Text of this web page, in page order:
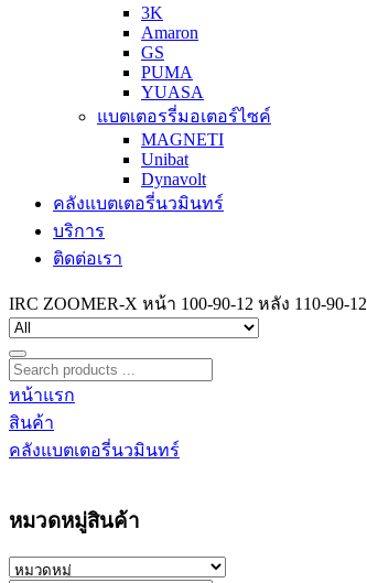
3K
Amaron
GS
PUMA
YUASA
แบตเตอรรี่มอเตอร์ไซค์
MAGNETI
Unibat
Dynavolt
คลังแบตเตอรี่นวมินทร์
บริการ
ติดต่อเรา
IRC ZOOMER-X หน้า 100-90-12 หลัง 110-90-12
หน้าแรก
สินค้า
คลังแบตเตอรี่นวมินทร์
หมวดหมู่สินค้า